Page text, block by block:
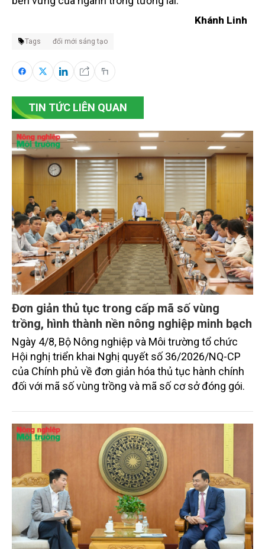
Khánh Linh
Tags đổi mới sáng tạo
TIN TỨC LIÊN QUAN
Đơn giản thủ tục trong cấp mã số vùng
trồng, hình thành nền nông nghiệp minh bạch
Ngày 4/8, Bộ Nông nghiệp và Môi trường tổ chức
Hội nghị triển khai Nghị quyết số 36/2026/NQ-CP
của Chính phủ về đơn giản hóa thủ tục hành chính
đối với mã số vùng trồng và mã số cơ sở đóng gói.